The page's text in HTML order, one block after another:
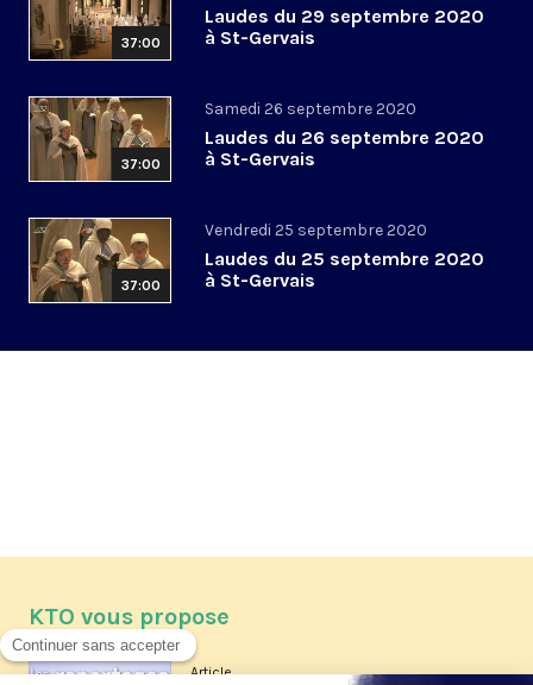
37:00
Laudes du 29 septembre 2020
à St-Gervais
37:00
Samedi 26 septembre 2020
Laudes du 26 septembre 2020
à St-Gervais
37:00
Vendredi 25 septembre 2020
Laudes du 25 septembre 2020
à St-Gervais
KTO vous propose
Article